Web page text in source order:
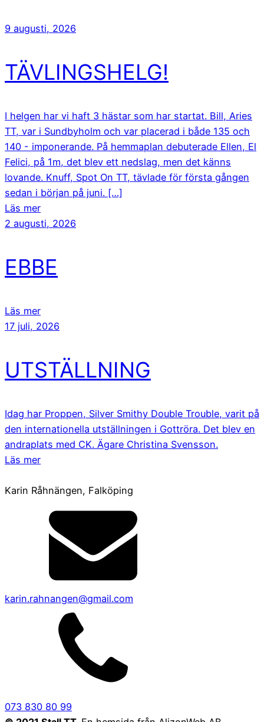
9 augusti, 2026
TÄVLINGSHELG!
I helgen har vi haft 3 hästar som har startat. Bill, Aries
TT, var i Sundbyholm och var placerad i både 135 och
140 - imponerande. På hemmaplan debuterade Ellen, El
Felici, på 1m, det blev ett nedslag, men det känns
lovande. Knuff, Spot On TT, tävlade för första gången
sedan i början på juni. […]
Läs mer
2 augusti, 2026
EBBE
Läs mer
17 juli, 2026
UTSTÄLLNING
Idag har Proppen, Silver Smithy Double Trouble, varit på
den internationella utställningen i Gottröra. Det blev en
andraplats med CK. Ägare Christina Svensson.
Läs mer
Karin Råhnängen, Falköping
karin.rahnangen@gmail.com
073 830 80 99